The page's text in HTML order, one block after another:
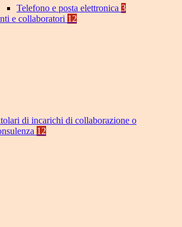
Telefono e posta elettronica 3
e collaboratori 12
di incarichi di collaborazione o
12